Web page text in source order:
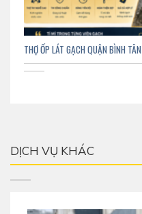
THỢ ỐP LÁT GẠCH QUẬN BÌNH TÂN
DỊCH VỤ KHÁC